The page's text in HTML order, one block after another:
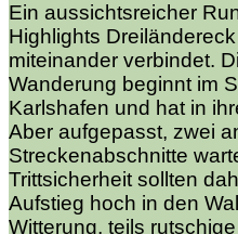
Ein aussichtsreicher
Highlights
miteinander verbindet.
Wanderung beginnt im
Karlshafen und hat in
Aber aufgepasst, zwei
Streckenabschnitte
Trittsicherheit sollten
Aufstieg hoch in den
Witterung, teils